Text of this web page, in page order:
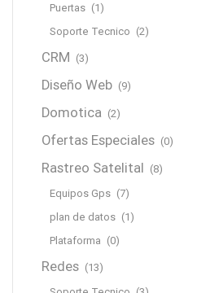
Puertas (1)
Soporte Tecnico (2)
CRM (3)
Diseño Web (9)
Domotica (2)
Ofertas Especiales (0)
Rastreo Satelital
(8)
Equipos Gps (7)
plan de datos (1)
Plataforma (0)
Redes (13)